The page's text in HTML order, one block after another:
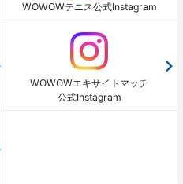
WOWOWテニス公式Instagram
WOWOWエキサイトマッチ
公式Instagram